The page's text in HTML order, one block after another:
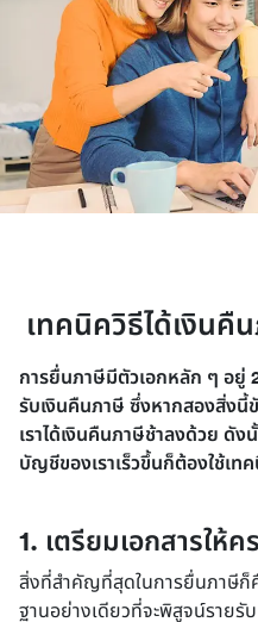
เทคนิควิธีได้เงินคื
การยื่นภาษีมีตัวเอกหลัก ๆ อยู่
รับเงินคืนภาษี ซึ่งหากสองสิ่งนี้
เราได้เงินคืนภาษีช้าลงด้วย ดัง
บัญชีของเราเร็วขึ้นก็ต้องใช้เท
1. เตรียมเอกสารให้ค
สิ่งที่สำคัญที่สุดในการยื่นภาษีก็คือ
ฐานอย่างเดียวที่จะพิสูจน์รายรั